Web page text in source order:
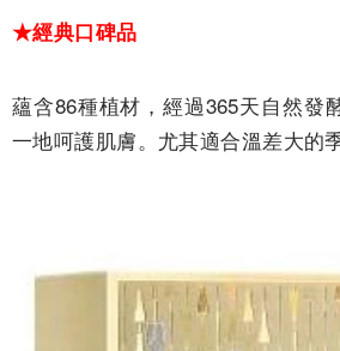
★經典口碑品
蘊含86種植材，經過365天自然發
一地呵護肌膚。尤其適合溫差大的